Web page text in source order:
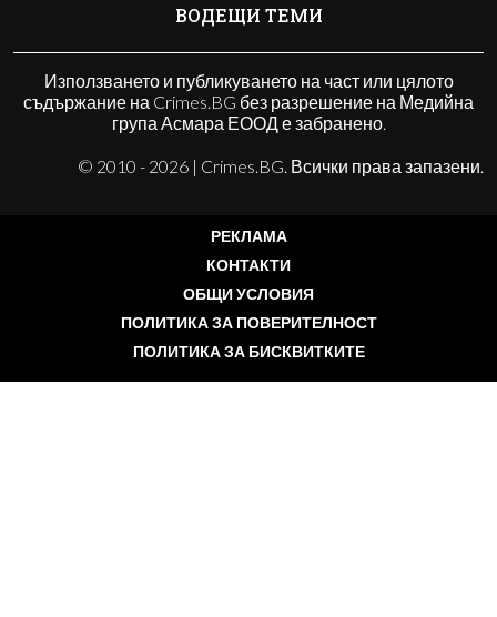
ВОДЕЩИ ТЕМИ
Използването и публикуването на част или цялото
съдържание на Crimes.BG без разрешение на Медийна
група Асмара ЕООД е забранено.
© 2010 - 2026 | Crimes.BG. Всички права запазени.
РЕКЛАМА
КОНТАКТИ
ОБЩИ УСЛОВИЯ
ПОЛИТИКА ЗА ПОВЕРИТЕЛНОСТ
ПОЛИТИКА ЗА БИСКВИТКИТЕ